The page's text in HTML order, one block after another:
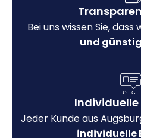
Bei uns wissen Sie, dass
und günstig
Jeder Kunde aus
individuelle